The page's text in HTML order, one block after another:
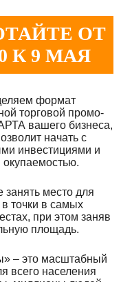
ОТ
К 9 МАЯ
формат
торговой промо-
вашего бизнеса,
начать с
инвестициями и
окупаемостью.
занять место для
в точки в самых
при этом заняв
площадь.
– это масштабный
всего населения